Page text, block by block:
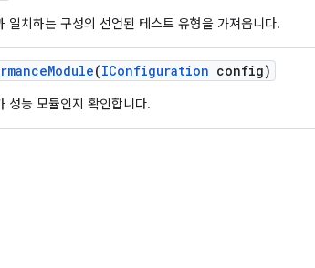
일치하는 구성의 선언된 테스트 유형을 가져옵니다.
Module(IConfiguration config)
성능 모듈인지 확인합니다.